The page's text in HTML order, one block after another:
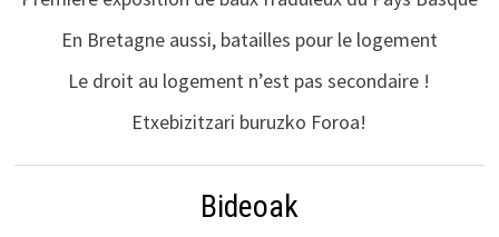
En Bretagne aussi, batailles pour le logement
Le droit au logement n’est pas secondaire !
Etxebizitzari buruzko Foroa!
Bideoak